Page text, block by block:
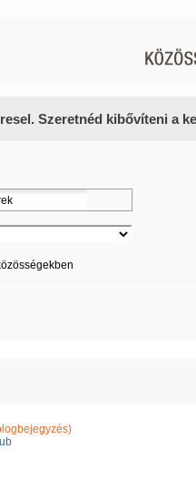
Szeretnéd kibővíteni a